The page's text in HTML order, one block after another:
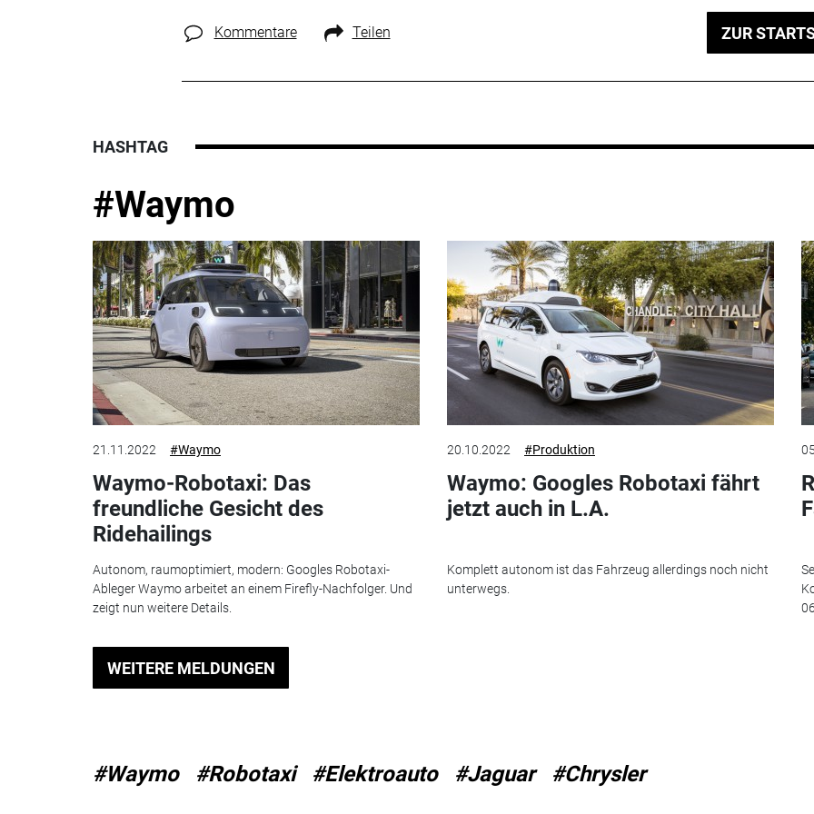
Kommentare Teilen ZUR
HASHTAG
#Waymo
21.11.2022 #Waymo
Waymo-Robotaxi: Das
freundliche Gesicht des
Ridehailings
Autonom, raumoptimiert, modern: Googles Robotaxi-
Ableger Waymo arbeitet an einem Firefly-Nachfolger. Und
zeigt nun weitere Details.
20.10.2022 #Produktion
Waymo: Googles Robotaxi fährt
jetzt auch in L.A.
Komplett autonom ist das Fahrzeug allerdings noch nicht
unterwegs.
WEITERE MELDUNGEN
#Waymo #Robotaxi #Elektroauto #Jaguar #Chrysler